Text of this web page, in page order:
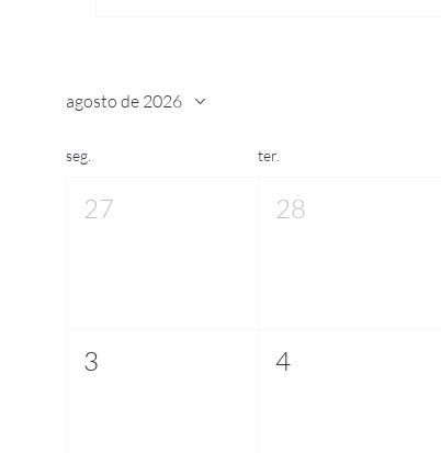
agosto de 2026
seg. ter.
27 28
3 4